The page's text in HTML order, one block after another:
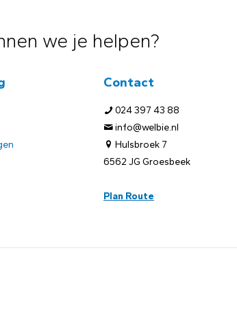
we je helpen?
Contact
024 397 43 88
info@welbie.nl
Hulsbroek 7
6562 JG Groesbeek
Plan Route